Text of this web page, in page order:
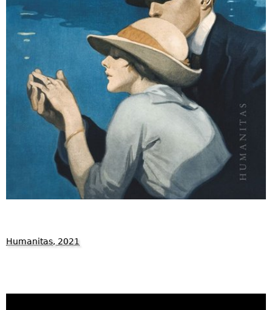
Humanitas, 2021